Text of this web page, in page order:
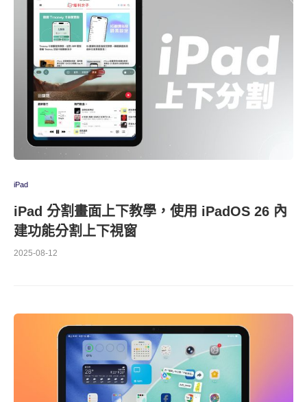
iPad
iPad 分割畫面上下教學，使用 iPadOS 26 內
建功能分割上下視窗
2025-08-12